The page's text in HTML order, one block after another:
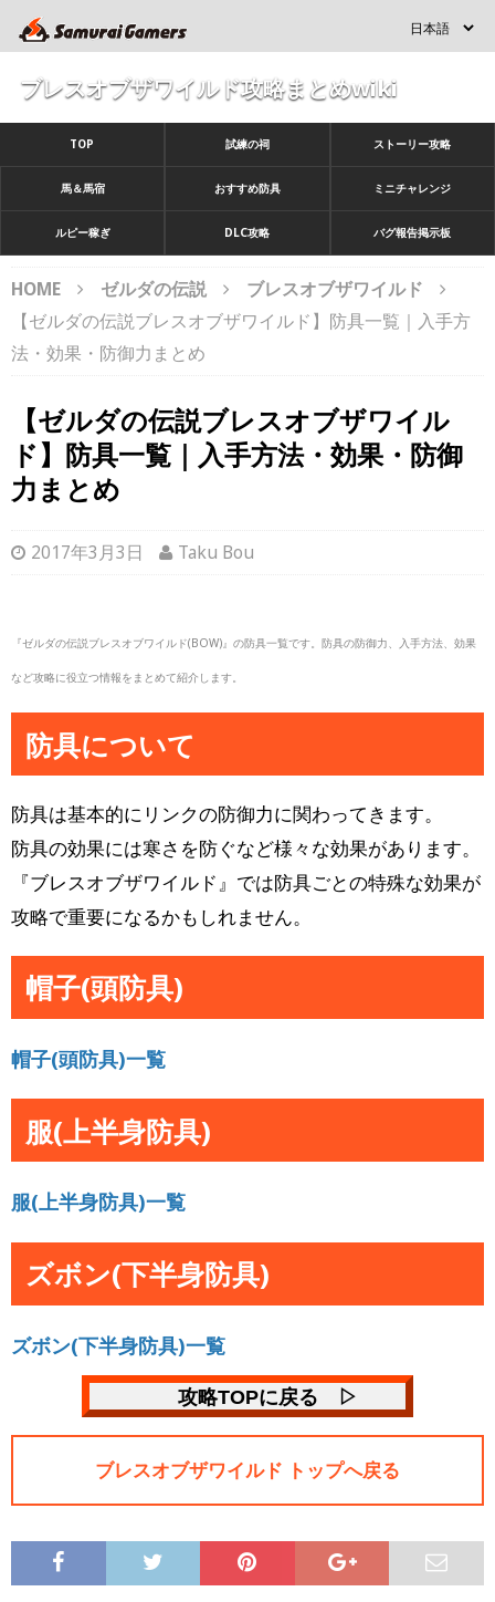
ブレスオブザワイルド攻略まとめwiki
TOP 試練の祠 ストーリー攻略
馬＆馬宿 おすすめ防具 ミニチャレンジ
ルピー稼ぎ DLC攻略 バグ報告掲示板
HOME ゼルダの伝説
ブレスオブザワイルド
【ゼルダの伝説ブレスオブザワイルド】防具一覧｜入手方
法・効果・防御力まとめ
【ゼルダの伝説ブレスオブザワイル
ド】防具一覧｜入手方法・効果・防御
力まとめ
2017年3月3日 Taku Bou
『ゼルダの伝説ブレスオブワイルド(BOW)』の防具一覧です。防具の防御力、入手方法、効果
など攻略に役立つ情報をまとめて紹介します。
防具について
防具は基本的にリンクの防御力に関わってきます。
防具の効果には寒さを防ぐなど様々な効果があります。
『ブレスオブザワイルド』では防具ごとの特殊な効果が
攻略で重要になるかもしれません。
帽子(頭防具)
帽子(頭防具)一覧
服(上半身防具)
服(上半身防具)一覧
ズボン(下半身防具)
ズボン(下半身防具)一覧
攻略TOPに戻る ▷
ブレスオブザワイルド トップへ戻る